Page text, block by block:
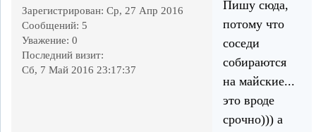
Зарегистрирован: Ср, 27 Апр 2016
Сообщений: 5
Уважение: 0
Последний визит:
Сб, 7 Май 2016 23:17:37
Пишу сюда,
потому что
соседи
собираются
на майские...
это вроде
срочно))) а